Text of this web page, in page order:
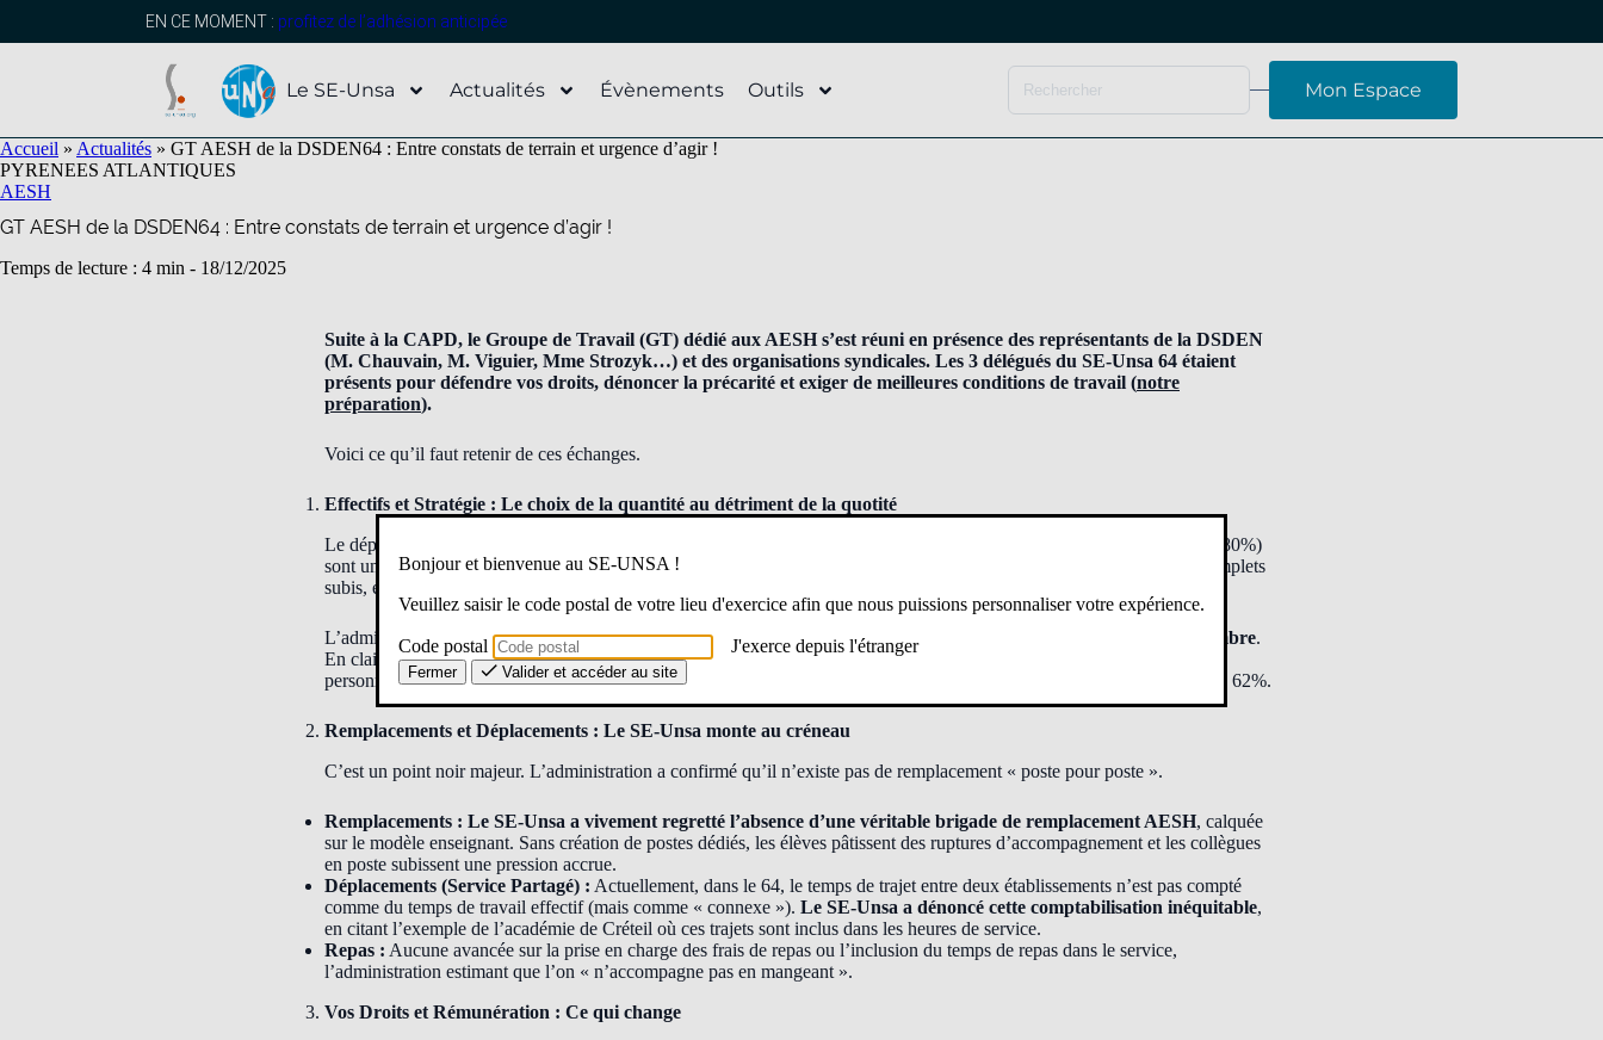
EN CE MOMENT : profitez de l’adhésion anticipée
Le SE-Unsa Actualités Évènements Outils Mon Espace
Accueil » Actualités » GT AESH de la DSDEN64 : Entre constats de terrain et urgence d’agir !
PYRENEES ATLANTIQUES
AESH
GT AESH de la DSDEN64 : Entre constats de terrain et urgence d’agir !
Temps de lecture : 4 min - 18/12/2025
Suite à la CAPD, le Groupe de Travail (GT) dédié aux AESH s’est réuni en présence des représentants de la DSDEN
(M. Chauvain, M. Viguier, Mme Strozyk…) et des organisations syndicales. Les 3 délégués du SE-Unsa 64 étaient
présents pour défendre vos droits, dénoncer la précarité et exiger de meilleures conditions de travail (notre
préparation).
Voici ce qu’il faut retenir de ces échanges.
Effectifs et Stratégie : Le choix de la quantité au détriment de la quotité
Le département compte 1175 AESH. Le constat est sans appel : les contrats à temps complet (100%) ou quasi-complet (80%)
sont une infime minorité (respectivement 1% et 4%). La grande majorité des collègues reste bloquée sur des temps incomplets
subis, en moyenne 60% du temps plein, soient 23h30 qui ne couvrent pas les 24h école !
L’administration assume une stratégie départementale claire mais contestable : saturer le plafond d’emplois par le nombre.
En clair, la DSDEN64 préfère recruter plus de personnes à faible quotité plutôt que d’augmenter le temps de travail des
personnels en place, contrairement à d’autres départements comme la Gironde qui a au moins augmenté le temps de 60 à 62%.
Remplacements et Déplacements : Le SE-Unsa monte au créneau
C’est un point noir majeur. L’administration a confirmé qu’il n’existe pas de remplacement « poste pour poste ».
Remplacements : Le SE-Unsa a vivement regretté l’absence d’une véritable brigade de remplacement AESH, calquée
sur le modèle enseignant. Sans création de postes dédiés, les élèves pâtissent des ruptures d’accompagnement et les collègues
en poste subissent une pression accrue.
Déplacements (Service Partagé) : Actuellement, dans le 64, le temps de trajet entre deux établissements n’est pas compté
comme du temps de travail effectif (mais comme « connexe »). Le SE-Unsa a dénoncé cette comptabilisation inéquitable,
en citant l’exemple de l’académie de Créteil où ces trajets sont inclus dans les heures de service.
Repas : Aucune avancée sur la prise en charge des frais de repas ou l’inclusion du temps de repas dans le service,
l’administration estimant que l’on « n’accompagne pas en mangeant ».
Vos Droits et Rémunération : Ce qui change
Bonjour et bienvenue au SE-UNSA !
Veuillez saisir le code postal de votre lieu d'exercice afin que nous puissions personnaliser votre expérience.
Code postal J'exerce depuis l'étranger
Fermer Valider et accéder au site